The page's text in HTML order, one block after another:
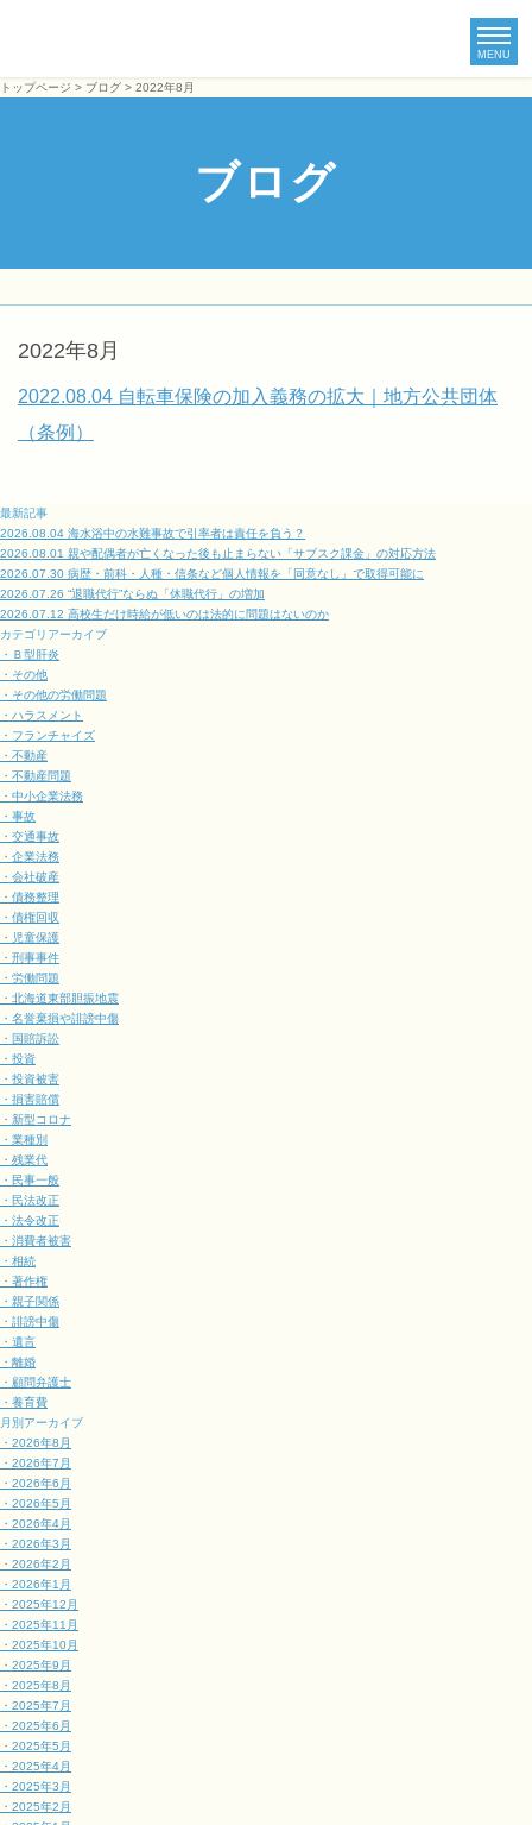
MENU
トップページ > ブログ > 2022年8月
ブログ
2022年8月
2022.08.04 自転車保険の加入義務の拡大｜地方公共団体
（条例）
最新記事
2026.08.04 海水浴中の水難事故で引率者は責任を負う？
2026.08.01 親や配偶者が亡くなった後も止まらない「サブスク課金」の対応方法
2026.07.30 病歴・前科・人種・信条など個人情報を「同意なし」で取得可能に
2026.07.26 “退職代行”ならぬ「休職代行」の増加
2026.07.12 高校生だけ時給が低いのは法的に問題はないのか
カテゴリアーカイブ
・Ｂ型肝炎
・その他
・その他の労働問題
・ハラスメント
・フランチャイズ
・不動産
・不動産問題
・中小企業法務
・事故
・交通事故
・企業法務
・会社破産
・債務整理
・債権回収
・児童保護
・刑事事件
・労働問題
・北海道東部胆振地震
・名誉棄損や誹謗中傷
・国賠訴訟
・投資
・投資被害
・損害賠償
・新型コロナ
・業種別
・残業代
・民事一般
・民法改正
・法令改正
・消費者被害
・相続
・著作権
・親子関係
・誹謗中傷
・遺言
・離婚
・顧問弁護士
・養育費
月別アーカイブ
・2026年8月
・2026年7月
・2026年6月
・2026年5月
・2026年4月
・2026年3月
・2026年2月
・2026年1月
・2025年12月
・2025年11月
・2025年10月
・2025年9月
・2025年8月
・2025年7月
・2025年6月
・2025年5月
・2025年4月
・2025年3月
・2025年2月